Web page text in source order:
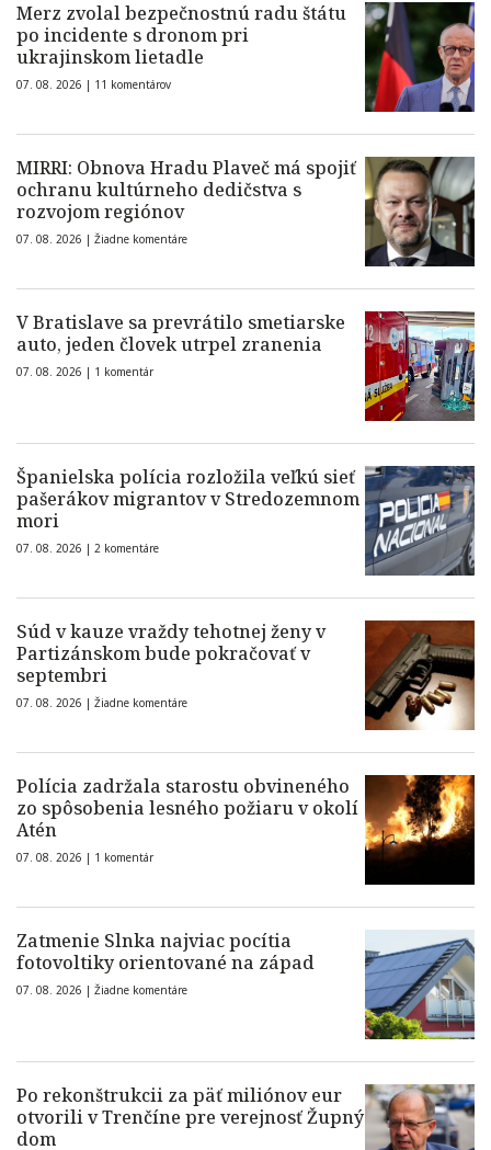
Merz zvolal bezpečnostnú radu štátu
po incidente s dronom pri
ukrajinskom lietadle
07. 08. 2026 | 11 komentárov
MIRRI: Obnova Hradu Plaveč má spojiť
ochranu kultúrneho dedičstva s
rozvojom regiónov
07. 08. 2026 | Žiadne komentáre
V Bratislave sa prevrátilo smetiarske
auto, jeden človek utrpel zranenia
07. 08. 2026 | 1 komentár
Španielska polícia rozložila veľkú sieť
pašerákov migrantov v Stredozemnom
mori
07. 08. 2026 | 2 komentáre
Súd v kauze vraždy tehotnej ženy v
Partizánskom bude pokračovať v
septembri
07. 08. 2026 | Žiadne komentáre
Polícia zadržala starostu obvineného
zo spôsobenia lesného požiaru v okolí
Atén
07. 08. 2026 | 1 komentár
Zatmenie Slnka najviac pocítia
fotovoltiky orientované na západ
07. 08. 2026 | Žiadne komentáre
Po rekonštrukcii za päť miliónov eur
otvorili v Trenčíne pre verejnosť Župný
dom